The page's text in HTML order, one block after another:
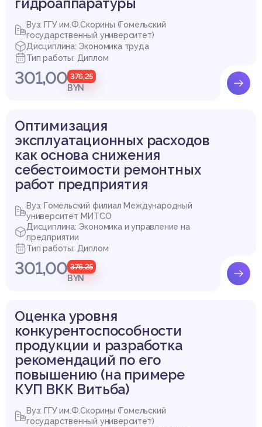
Вуз: ГГУ им.Ф.Скорины (Гомельский
государственный университет)
Дисциплина: Экономика труда
Тип работы: Диплом
301,00 376,25
BYN
Оптимизация
эксплуатационных расходов
как основа снижения
себестоимости ремонтных
работ предприятия
Вуз: Гомельский филиал Международный
университет МИТСО
Дисциплина: Экономика и управление на
предприятии
Тип работы: Диплом
301,00 376,25
BYN
Оценка уровня
конкурентоспособности
продукции и разработка
рекомендаций по его
повышению (на примере
КУП ВКК Витьба)
Вуз: ГГУ им.Ф.Скорины (Гомельский
государственный университет)